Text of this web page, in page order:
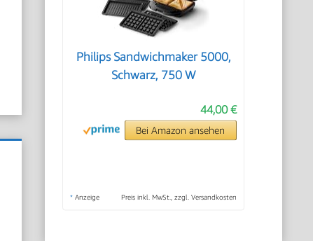
Philips Sandwichmaker 5000,
Schwarz, 750 W
44,00 €
Bei Amazon ansehen
* Anzeige Preis inkl. MwSt., zzgl. Versandkosten